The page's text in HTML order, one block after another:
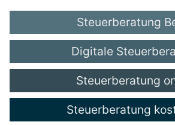
Steuerberatung
Digitale
Steuerberatung
Steuerberatung